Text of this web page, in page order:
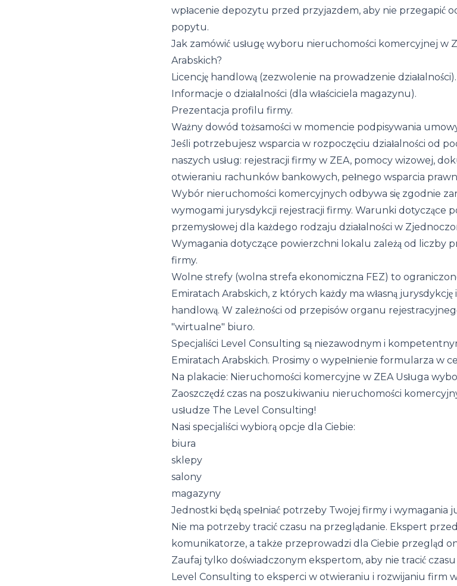
wpłacenie depozytu przed przyjazdem, aby nie przegapić
popytu.
Jak zamówić usługę wyboru nieruchomości komercyjnej w
Arabskich?
Licencję handlową (zezwolenie na prowadzenie działalności).
Informacje o działalności (dla właściciela magazynu).
Prezentacja profilu firmy.
Ważny dowód tożsamości w momencie podpisywania
Jeśli potrzebujesz wsparcia w rozpoczęciu działalności od
naszych usług: rejestracji firmy w ZEA, pomocy wizowej,
otwieraniu rachunków bankowych, pełnego wsparcia
Wybór nieruchomości komercyjnych odbywa się zgodnie
wymogami jurysdykcji rejestracji firmy. Warunki dotyczące
przemysłowej dla każdego rodzaju działalności w
Wymagania dotyczące powierzchni lokalu zależą od liczby
firmy.
Wolne strefy (wolna strefa ekonomiczna FEZ) to
Emiratach Arabskich, z których każdy ma własną
handlową. W zależności od przepisów organu
"wirtualne" biuro.
Specjaliści Level Consulting są niezawodnym i
Emiratach Arabskich. Prosimy o wypełnienie formularza w
Na plakacie: Nieruchomości komercyjne w ZEA Usługa
Zaoszczędź czas na poszukiwaniu nieruchomości
usłudze The Level Consulting!
Nasi specjaliści wybiorą opcje dla Ciebie:
biura
sklepy
salony
magazyny
Jednostki będą spełniać potrzeby Twojej firmy i wymagania
Nie ma potrzeby tracić czasu na przeglądanie. Ekspert
komunikatorze, a także przeprowadzi dla Ciebie przegląd
Zaufaj tylko doświadczonym ekspertom, aby nie tracić czasu
Level Consulting to eksperci w otwieraniu i rozwijaniu firm